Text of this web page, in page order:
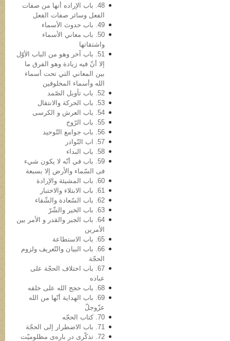
48. باب الإراده أنها من صفات
الفعل وسائر صفات الفعل
49. باب حدوث الأسماء
50. باب معاني الأسماء
واشتقاتها
51. باب آخر وهو من الباب الأوّل
إلا أنّ فیه زیادة وهو الفرق ما
بین المعاني التي تحت أسماء
الله وأسماء المخلوقین
52. باب تأویل الصّمد
53. باب الحرکة والانتقال
54. باب العرش و الکرسی
55. باب الرّوح
56. باب جوامع التّوحید
57. اب النّوادر
58. باب البداء
59. باب في أنّه لا یکون شيء
فی السّماء والأرض إلا بسبعة
60. باب المشیئة والإرادة
61. باب الابتلاء والاختبار
62. باب السّعادة والشّقاء
63. باب الخیر والشّرّ
64. باب الجبر والقدر و الأمر بین
الأمرین
65. باب الاستطاعة
66. باب البیان والتّعریف ولزوم
الحجّة
67. باب اختلاف الحجّة على
عباده
68. باب حجج الله علی خلقه
69. باب الهدایة أنّها من الله
عزّوجلّ
70. کتاب الحجّه
71. باب الاضطرار إلى الحجّة
72. تذکّری در باره‌ی مظلومیّت